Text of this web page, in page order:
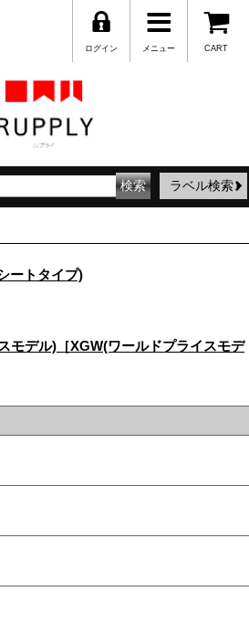
CART
メニュー
ログイン
ラベル検索
ートタイプ)
モデル)［XGW(ワールドプライスモデ